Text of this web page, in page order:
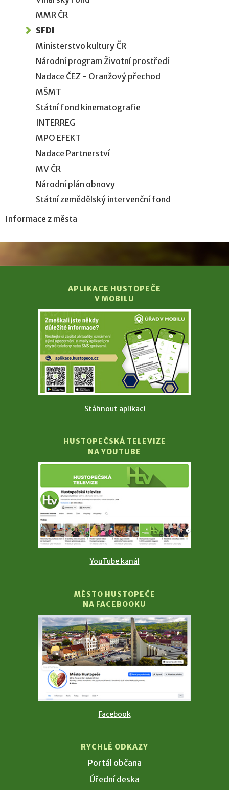
MMR ČR
SFDI
Ministerstvo kultury ČR
Národní program Životní prostředí
Nadace ČEZ - Oranžový přechod
MŠMT
Státní fond kinematografie
INTERREG
MPO EFEKT
Nadace Partnerství
MV ČR
Národní plán obnovy
Státní zemědělský intervenční fond
Informace z města
APLIKACE HUSTOPEČE
V MOBILU
Stáhnout aplikaci
HUSTOPEČSKÁ TELEVIZE
NA YOUTUBE
YouTube kanál
MĚSTO HUSTOPEČE
NA FACEBOOKU
Facebook
RYCHLÉ ODKAZY
Portál občana
Úřední deska